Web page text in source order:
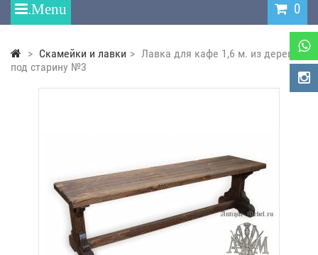
0
> Скамейки и лавки > Лавка для кафе 1,6 м. из дерева
под старину №3